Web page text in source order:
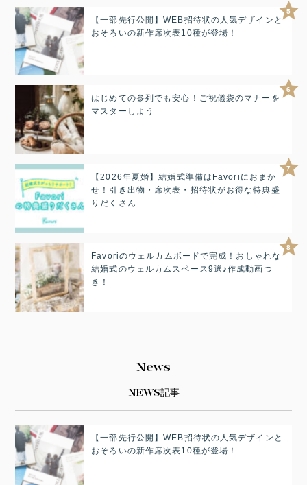
5
【一部先行公開】WEB招待状の人気デザインと
おそろいの新作席次表10種が登場！
6
はじめての参列でも安心！ご祝儀袋のマナーを
マスターしよう
7
【2026年夏婚】結婚式準備はFavoriにおまか
せ！引き出物・席次表・招待状がお得な特典盛
りだくさん
8
Favoriのウェルカムボードで完成！おしゃれな
結婚式のウェルカムスペース9選♪作成動画つ
き！
News
NEWS記事
【一部先行公開】WEB招待状の人気デザインと
おそろいの新作席次表10種が登場！